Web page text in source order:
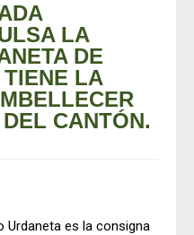
LA
DE
LA
CANTÓN.
Urdaneta es la consigna